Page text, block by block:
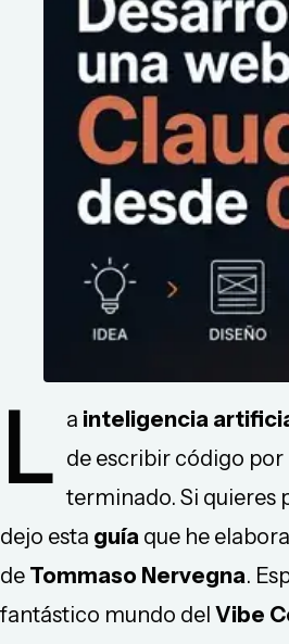
L a inteligencia
de escribir código
terminado. Si quieres
dejo esta guía que he
de Tommaso Nervegna.
fantástico mundo del Vibe